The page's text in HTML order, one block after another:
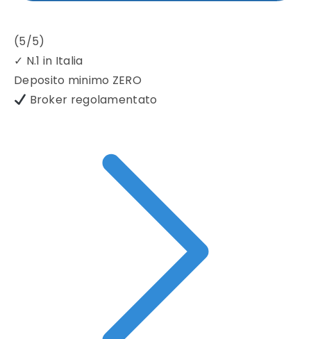
(5/5)
✓ N.1 in Italia
Deposito minimo ZERO
Broker regolamentato